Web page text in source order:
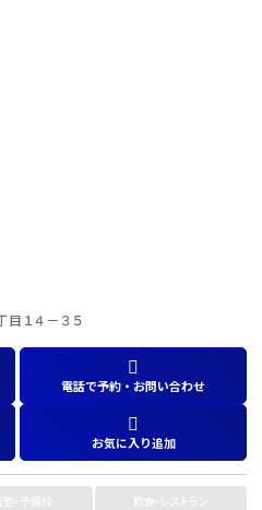
１４－３５
電話で予約・お問い合わせ
お気に入り追加
・予備校
飲食・レストラン